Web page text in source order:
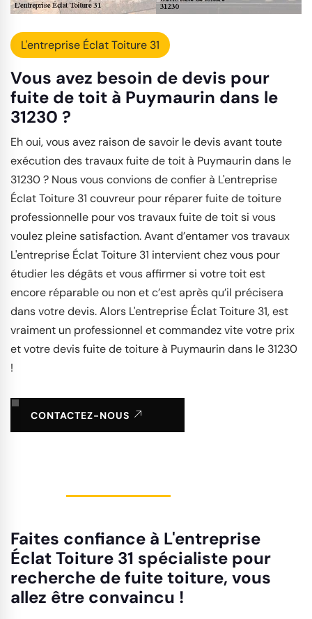
L'entreprise Éclat Toiture 31
Vous avez besoin de devis pour
fuite de toit à Puymaurin dans le
31230 ?
Eh oui, vous avez raison de savoir le devis avant toute
exécution des travaux fuite de toit à Puymaurin dans le
31230 ? Nous vous convions de confier à L'entreprise
Éclat Toiture 31 couvreur pour réparer fuite de toiture
professionnelle pour vos travaux fuite de toit si vous
voulez pleine satisfaction. Avant d’entamer vos travaux
L'entreprise Éclat Toiture 31 intervient chez vous pour
étudier les dégâts et vous affirmer si votre toit est
encore réparable ou non et c’est après qu’il précisera
dans votre devis. Alors L'entreprise Éclat Toiture 31, est
vraiment un professionnel et commandez vite votre prix
et votre devis fuite de toiture à Puymaurin dans le 31230
!
CONTACTEZ-NOUS
Faites confiance à L'entreprise
Éclat Toiture 31 spécialiste pour
recherche de fuite toiture, vous
allez être convaincu !